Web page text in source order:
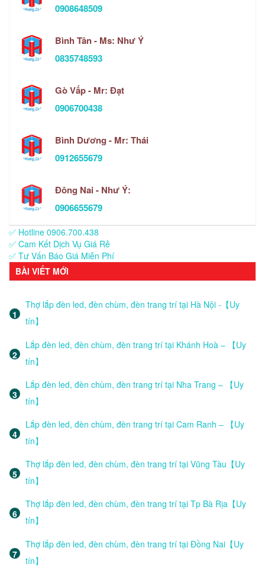
0908648509
Bình Tân - Ms: Như Ý
0835748593
Gò Vấp - Mr: Đạt
0906700438
Bình Dương - Mr: Thái
0912655679
Đông Nai - Như Ý:
0906655679
✅ Hotline 0906.700.438
✅ Cam Kết Dịch Vụ Giá Rẻ
✅ Tư Vấn Báo Giá Miễn Phí
BÀI VIẾT MỚI
Thợ lắp đèn led, đèn chùm, đèn trang trí tại Hà Nội -【Uy
tín】
Lắp đèn led, đèn chùm, đèn trang trí tại Khánh Hoà – 【Uy
tín】
Lắp đèn led, đèn chùm, đèn trang trí tại Nha Trang – 【Uy
tín】
Lắp đèn led, đèn chùm, đèn trang trí tại Cam Ranh – 【Uy
tín】
Thợ lắp đèn led, đèn chùm, đèn trang trí tại Vũng Tàu【Uy
tín】
Thợ lắp đèn led, đèn chùm, đèn trang trí tại Tp Bà Rịa【Uy
tín】
Thợ lắp đèn led, đèn chùm, đèn trang trí tại Đồng Nai【Uy
tín】